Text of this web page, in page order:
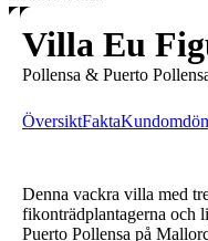
Villa Eu
Pollensa & Puerto
ÖversiktFakta
Denna vackra villa med
fikonträdplantagerna och
Puerto Pollensa på